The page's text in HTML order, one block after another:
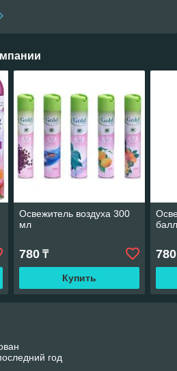
Освежитель воздуха 300
мл
780₸
Купить
780
год